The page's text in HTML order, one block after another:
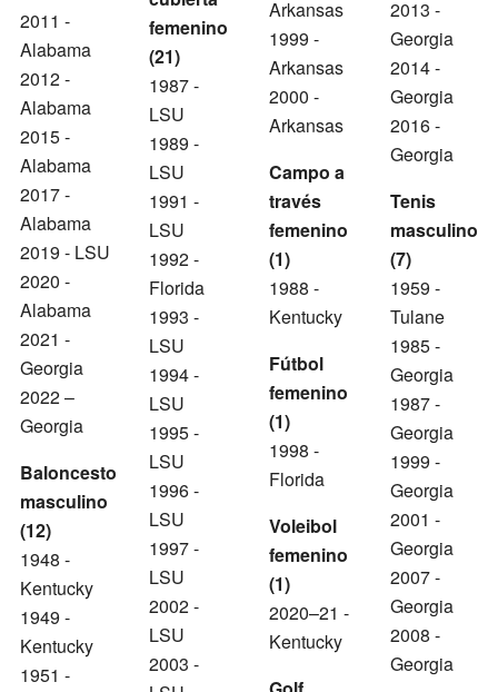
2011 -
Alabama
2012 -
Alabama
2015 -
Alabama
2017 -
Alabama
2019 - LSU
2020 -
Alabama
2021 -
Georgia
2022 –
Georgia
Baloncesto
masculino
(12)
1948 -
Kentucky
1949 -
Kentucky
1951 -
femenino
(21)
1987 -
LSU
1989 -
LSU
1991 -
LSU
1992 -
Florida
1993 -
LSU
1994 -
LSU
1995 -
LSU
1996 -
LSU
1997 -
LSU
2002 -
LSU
2003 -
Arkansas
1999 -
Arkansas
2000 -
Arkansas
Campo a
través
femenino
(1)
1988 -
Kentucky
Fútbol
femenino
(1)
1998 -
Florida
Voleibol
femenino
(1)
2020–21 -
Kentucky
2013 -
Georgia
2014 -
Georgia
2016 -
Georgia
Tenis
masculino
(7)
1959 -
Tulane
1985 -
Georgia
1987 -
Georgia
1999 -
Georgia
2001 -
Georgia
2007 -
Georgia
2008 -
Georgia